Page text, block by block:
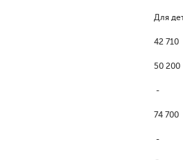
Для
42 710
50 200
-
74 700
-